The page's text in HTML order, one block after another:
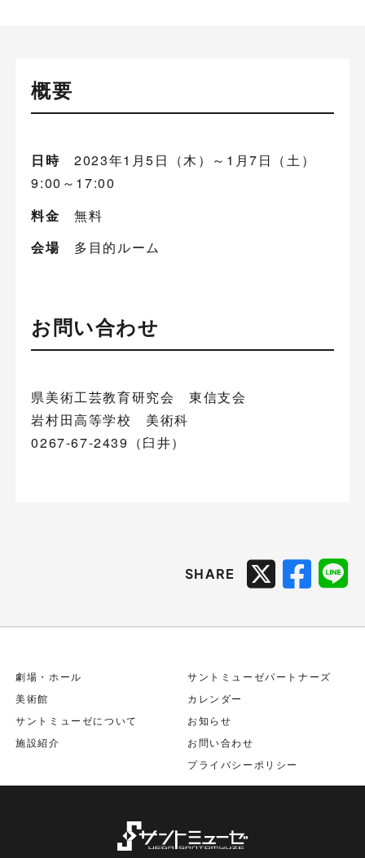
概要
日時 2023年1月5日（木）～1月7日（土）
9:00～17:00
料金 無料
会場 多目的ルーム
お問い合わせ
県美術工芸教育研究会 東信支会
岩村田高等学校 美術科
0267-67-2439（臼井）
SHARE
劇場・ホール
美術館
サントミューゼについて
施設紹介
サントミューゼパートナーズ
カレンダー
お知らせ
お問い合わせ
プライバシーポリシー